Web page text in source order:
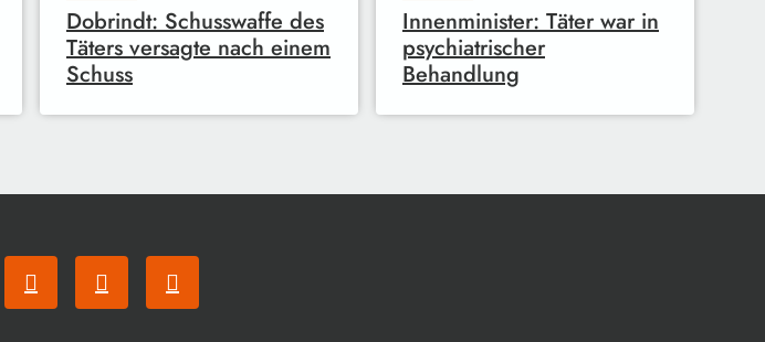
Dobrindt: Schusswaffe des
Täters versagte nach einem
Schuss
Innenminister: Täter war in
psychiatrischer
Behandlung